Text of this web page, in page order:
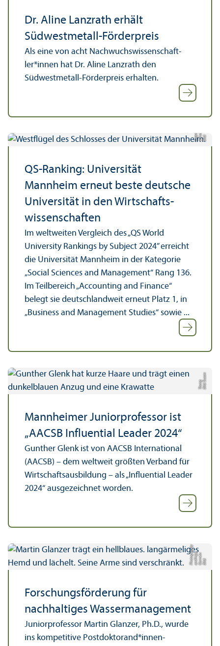
Dr. Aline Lanzrath erhält
Südwestmetall-Förderpreis
Als eine von acht Nachwuchs­wissenschaft­
ler*innen hat Dr. Aline Lanzrath den
Südwestmetall-Förderpreis erhalten.
Bil
d:
A
n
n
aL
o
g
u
e
QS-Ranking: Universität
Mannheim erneut beste deutsche
Universität in den Wirtschafts­
wissenschaften
Im weltweiten Vergleich des „QS World
University Rankings by Subject 2024” erreicht
die Universität Mannheim in der Kategorie
„Social Sciences and Management“ Rang 136.
Im Teil­bereich „Accounting and Finance“
belegt sie deutschland­weit erneut Platz 1, in
„Business and Management Studies“ sowie ...
Bil
d:
Su
s
a
n
Y
o
u
n
g
Mannheimer Junior­professor ist
„AACSB Influential Leader 2024“
Gunther Glenk ist von AACSB International
(AACSB) – dem weltweit größten Verband für
Wirtschafts­ausbildung – als „Influential Leader
2024“ ausgezeichnet worden.
Bil
d:
C
a
r
m
e
na
n
d I
n
g
oP
h
o
t
o
g
ra
p
h
y
Forschungs­förderung für
nachhaltiges Wasser­management
Junior­professor Martin Glanzer, Ph.D., wurde
ins kompetitive Postdoktorand*innen-